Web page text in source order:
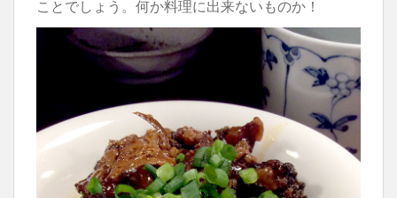
ことでしょう。何か料理に出来ないものか！